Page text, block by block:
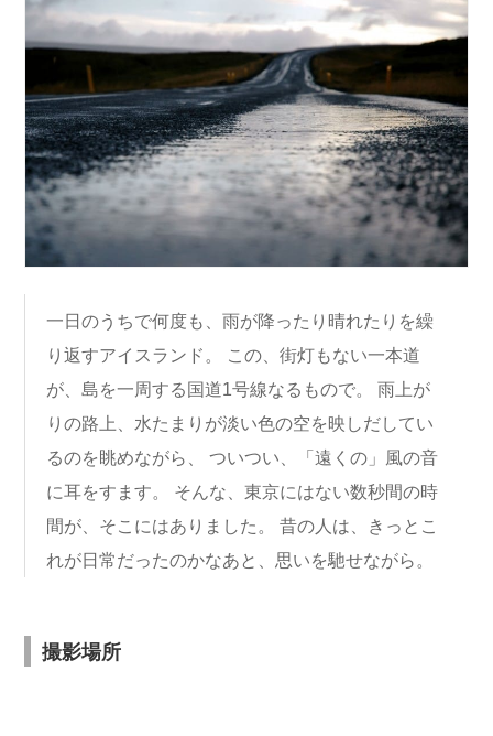
一日のうちで何度も、雨が降ったり晴れたりを繰
り返すアイスランド。 この、街灯もない一本道
が、島を一周する国道1号線なるもので。 雨上が
りの路上、水たまりが淡い色の空を映しだしてい
るのを眺めながら、 ついつい、「遠くの」風の音
に耳をすます。 そんな、東京にはない数秒間の時
間が、そこにはありました。 昔の人は、きっとこ
れが日常だったのかなあと、思いを馳せながら。
撮影場所